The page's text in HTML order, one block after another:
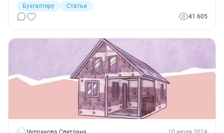
декларация обязательна, другие же заполняют ее только
в особых случаях. Подавать отчет надо по особым
правилам.
Бухгалтеру
Статьи
41 605